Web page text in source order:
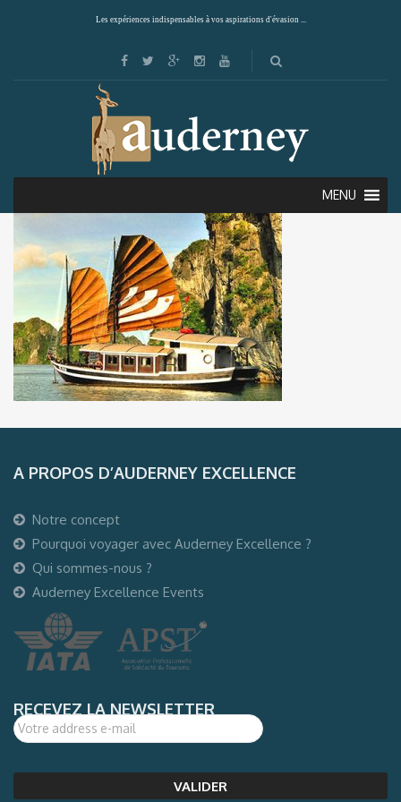
Les expériences indispensables à vos aspirations d'évasion ...
MENU
A PROPOS D’AUDERNEY EXCELLENCE
Notre concept
Pourquoi voyager avec Auderney Excellence ?
Qui sommes-nous ?
Auderney Excellence Events
RECEVEZ LA NEWSLETTER